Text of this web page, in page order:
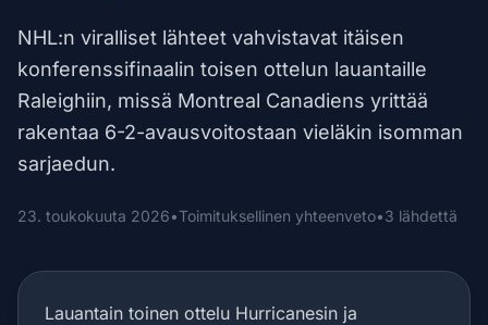
NHL:n viralliset lähteet vahvistavat itäisen
konferenssifinaalin toisen ottelun lauantaille
Raleighiin, missä Montreal Canadiens yrittää
rakentaa 6-2-avausvoitostaan vieläkin isomman
sarjaedun.
23. toukokuuta 2026•Toimituksellinen yhteenveto•3 lähdettä
Lauantain toinen ottelu Hurricanesin ja